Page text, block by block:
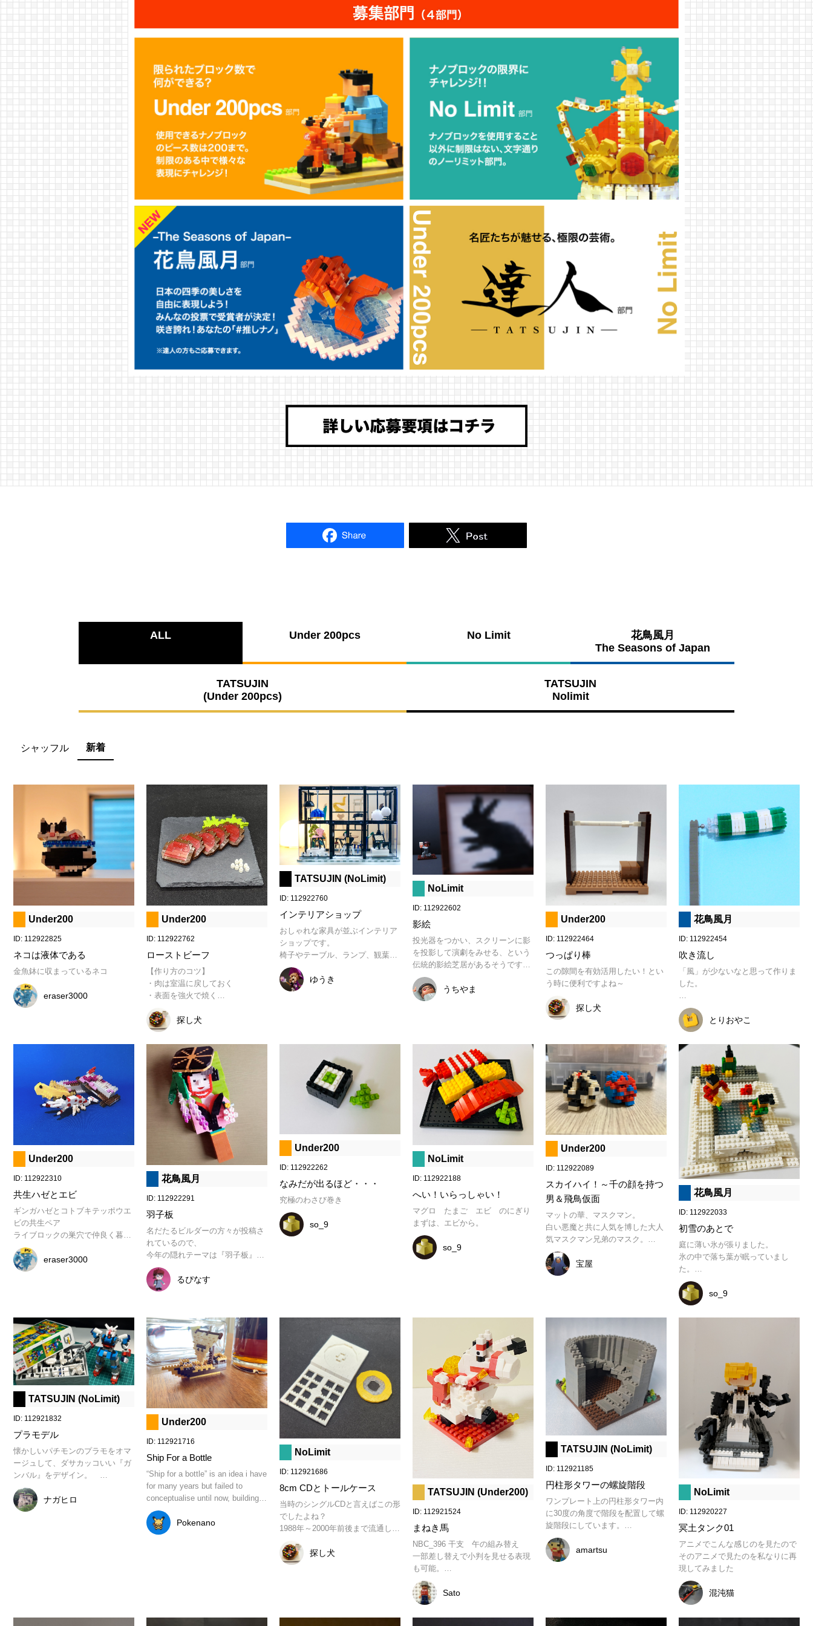
ALL Under 200pcs No Limit
花鳥風月
The Seasons of Japan
TATSUJIN
(Under 200pcs)
TATSUJIN
Nolimit
シャッフル 新着
Under200
ID: 112922825
ネコは液体である
金魚鉢に収まっているネコ
eraser3000
Under200
ID: 112922762
ローストビーフ
【作り方のコツ】
・肉は室温に戻しておく
・表面を強火で焼く
・十分に休ませる
・繊維を垂直にカットする
今回はお塩でご賞味ください
中の赤身の部分は『東京駅丸の内
駅舎デラックスエディションのレ
ンガ色を使い、微妙な火加減を表
探し犬
TATSUJIN (NoLimit)
ID: 112922760
インテリアショップ
おしゃれな家具が並ぶインテリア
ショップです。
椅子やテーブル、ランプ、観葉植
物をひとつずつ丁寧に制作しまし
た。特に椅子にはこだわって、座
面のカーブや脚の傾斜、素材の違
外装はディスプレイケースの透明
パネルを利用してショーウィンド
ウを作りました。
ゆうき
NoLimit
ID: 112922602
影絵
投光器をつかい、スクリーンに影
を投影して演劇をみせる、という
伝統的影絵芝居があるそうです。
でも、こういう遊びが馴染み深
い・・・ うちやま
Under200
ID: 112922464
つっぱり棒
この隙間を有効活用したい！とい
う時に便利ですよね～
探し犬
花鳥風月
ID: 112922454
吹き流し
「風」が少ないなと思って作りま
した。
【商品化メモ】
関節が緩いので、自立させると常
に「凪ぎ」になってしまいます。
強い関節パーツを作っていただき
たいのと、透明パーツは割れにく
くすることも必要です。
とりおやこ
Under200
ID: 112922310
共生ハゼとエビ
ギンガハゼとコトブキテッポウエ
ビの共生ペア
ライブロックの巣穴で仲良く暮ら
している
eraser3000
花鳥風月
ID: 112922291
羽子板
名だたるビルダーの方々が投稿さ
れているので、
今年の隠れテーマは『羽子板』だ
と思い、
藤娘を制作しました。
藤の花がポイントです。
るぴなす
Under200
ID: 112922262
なみだが出るほど・・・
究極のわさび巻き
so_9
NoLimit
ID: 112922188
へい！いらっしゃい！
マグロ　たまご　エビ　のにぎり
まずは、エビから。
so_9
Under200
ID: 112922089
スカイハイ！～千の顔を持つ
男＆飛鳥仮面
マットの華、マスクマン。
白い悪魔と共に人気を博した大人
気マスクマン兄弟のマスク。
マスクだけなので人間は省いてま
す。
後ろ側を見たら、ちゃんとマスク
宝屋
花鳥風月
ID: 112922033
初雪のあとで
庭に薄い氷が張りました。
氷の中で落ち葉が眠っていまし
た。
割れないように、そっと足を伸ば
したら、柵に積もった雪が落ちま
した。
so_9
TATSUJIN (NoLimit)
ID: 112921832
プラモデル
懐かしいパチモンのプラモをオマ
ージュして、ダサカッコいい『ガ
ンバル』をデザイン。
塗装済みの完成見本と、実際に作
って遊べるプラモをセットで作り
ころ。
ナガヒロ
Under200
ID: 112921716
Ship For a Bottle
“Ship for a bottle” is an idea i have
for many years but failed to
conceptualise until now, building it
under 200pc and in a scale that
will fit in a regular wine bottle is
challenging.
have taken me here building a
Pokenano
NoLimit
ID: 112921686
8cm CDとトールケース
当時のシングルCDと言えばこの形
でしたよね？
1988年～2000年前後まで流通して
探し犬
TATSUJIN (Under200)
ID: 112921524
まねき馬
NBC_396 干支　午の組み替え
一部差し替えで小判を見せる表現
も可能。
ナノブロックアワード2026も2月
16日（本日）でおしまい。
また次のイベント・キャンペーン
Sato
TATSUJIN (NoLimit)
ID: 112921185
円柱形タワーの螺旋階段
ワンプレート上の円柱形タワー内
に30度の角度で階段を配置して螺
旋階段にしています。
角度の違いによる角の干渉部分を
利用し階段を支え合い
チ同士の干渉を
amartsu
NoLimit
ID: 112920227
冥土タンク01
アニメでこんな感じのを見たので
そのアニメで見たのを私なりに再
現してみました
混沌猫